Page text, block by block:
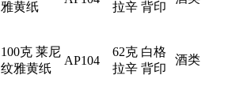
雅黄纸
拉辛 背印
100克 莱尼
纹雅黄纸
AP104
62克 白格
拉辛 背印
酒类